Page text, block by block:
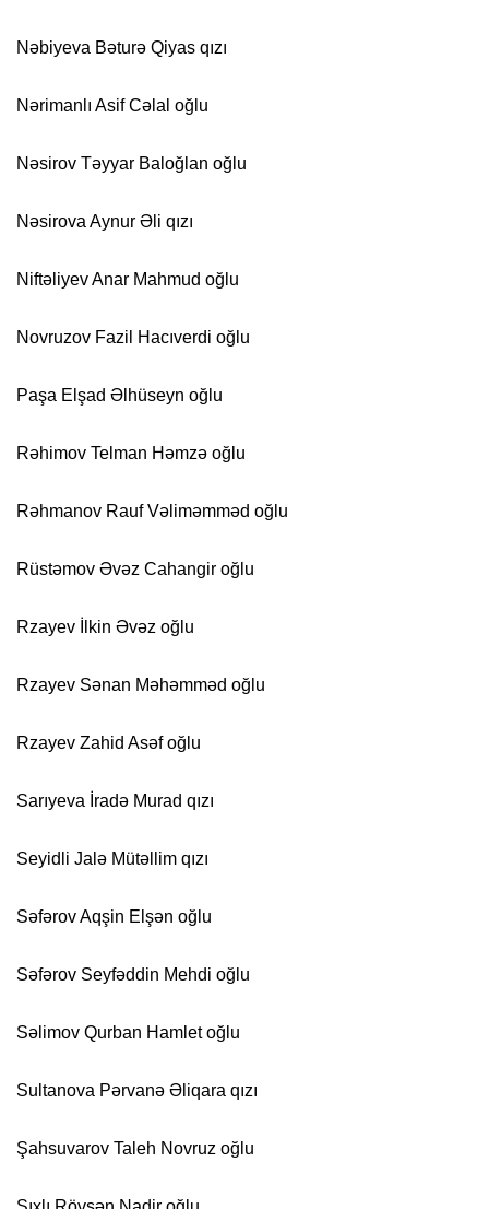
Nəbiyeva Bəturə Qiyas qızı
Nərimanlı Asif Cəlal oğlu
Nəsirov Təyyar Baloğlan oğlu
Nəsirova Aynur Əli qızı
Niftəliyev Anar Mahmud oğlu
Novruzov Fazil Hacıverdi oğlu
Paşa Elşad Əlhüseyn oğlu
Rəhimov Telman Həmzə oğlu
Rəhmanov Rauf Vəliməmməd oğlu
Rüstəmov Əvəz Cahangir oğlu
Rzayev İlkin Əvəz oğlu
Rzayev Sənan Məhəmməd oğlu
Rzayev Zahid Asəf oğlu
Sarıyeva İradə Murad qızı
Seyidli Jalə Mütəllim qızı
Səfərov Aqşin Elşən oğlu
Səfərov Seyfəddin Mehdi oğlu
Səlimov Qurban Hamlet oğlu
Sultanova Pərvanə Əliqara qızı
Şahsuvarov Taleh Novruz oğlu